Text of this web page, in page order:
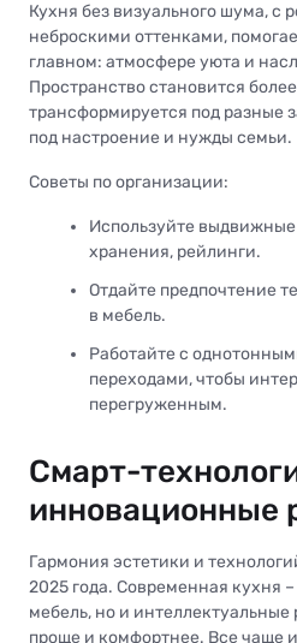
Кухня без визуального шума, с
неброскими оттенками,
главном: атмосфере уюта и
Пространство становится
трансформируется под разные
под настроение и нужды семьи.
Советы по организации:
Используйте
хранения, рейлинги.
Отдайте предпочтение
в мебель.
Работайте с
переходами, чтобы
перегруженным.
Смарт-
инновационные
Гармония эстетики и
2025 года. Современная кухня
мебель, но и
проще и комфортнее. Все чаще